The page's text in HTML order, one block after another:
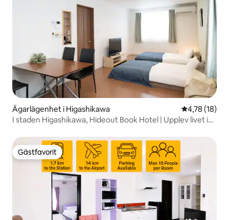
Ägarlägenhet i Higashikawa 4,78 av 5 i
4,78 (18)
I staden Higashikawa, Hideout Book Hotel | Upplev livet i
sightseeing och fritid.
Gästfavorit
Gästfavorit